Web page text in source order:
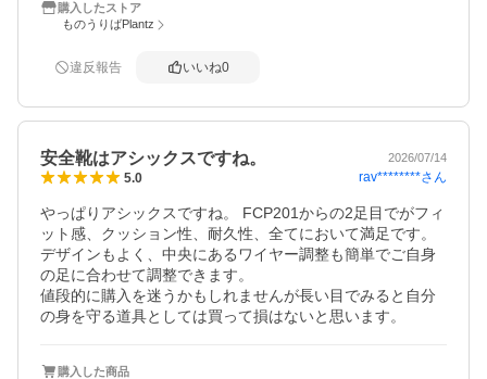
購入したストア
ものうりばPlantz
違反報告 いいね0
安全靴はアシックスですね。 2026/07/14
5.0 rav********さん
やっぱりアシックスですね。 FCP201からの2足目でがフィ
ット感、クッション性、耐久性、全てにおいて満足です。
デザインもよく、中央にあるワイヤー調整も簡単でご自身
の足に合わせて調整できます。
値段的に購入を迷うかもしれませんが長い目でみると自分
の身を守る道具としては買って損はないと思います。
購入した商品